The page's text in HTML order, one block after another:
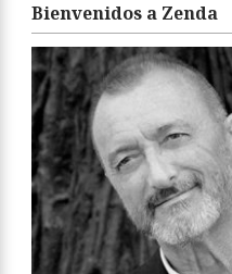
Bienvenidos a Zenda